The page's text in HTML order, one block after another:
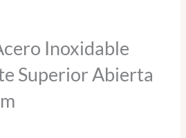
Inoxidable
Superior Abierta